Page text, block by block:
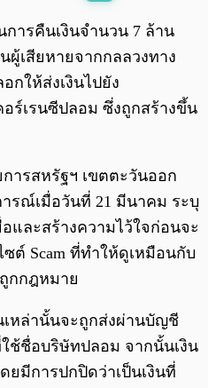
0:00
การคืนเงินจำนวน 7 ล้าน
ผู้เสียหายจากกลลวงทาง
กให้ส่งเงินไปยัง
ร์เรนซีปลอม ซึ่งถูกสร้างขึ้น
ารสหรัฐฯ เขตตะวันออก
รณ์เมื่อวันที่ 21 มีนาคม ระบุ
และสร้างความไว้ใจก่อนจะ
ซต์ Scam ที่ทำให้ดูเหมือนกับ
กกฎหมาย
เหล่านั้นจะถูกส่งผ่านบัญชี
ช้ชื่อบริษัทปลอม จากนั้นเงิน
ยมีการปกปิดว่าเป็นเงินที่